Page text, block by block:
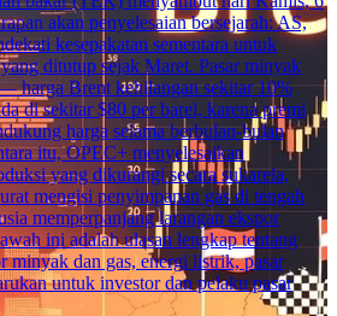
akan penyelesaian bersejarah: AS,
kesepakatan sementara untuk
ditutup sejak Maret. Pasar minyak
harga Brent kehilangan sekitar 10%
di sekitar $80 per barel, karena premi
harga selama berbulan-bulan
itu, OPEC+ menyelesaikan
yang dikurangi secara sukarela,
mengisi penyimpanan gas di tengah
memperpanjang larangan ekspor
ini adalah ulasan lengkap tentang
minyak dan gas, energi listrik, pasar
untuk investor dan pelaku pasar